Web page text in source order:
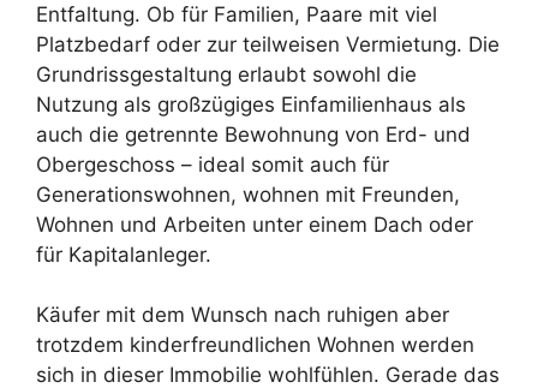
Entfaltung. Ob für Familien, Paare mit viel
Platzbedarf oder zur teilweisen Vermietung. Die
Grundrissgestaltung erlaubt sowohl die
Nutzung als großzügiges Einfamilienhaus als
auch die getrennte Bewohnung von Erd- und
Obergeschoss – ideal somit auch für
Generationswohnen, wohnen mit Freunden,
Wohnen und Arbeiten unter einem Dach oder
für Kapitalanleger.
Käufer mit dem Wunsch nach ruhigen aber
trotzdem kinderfreundlichen Wohnen werden
sich in dieser Immobilie wohlfühlen. Gerade das